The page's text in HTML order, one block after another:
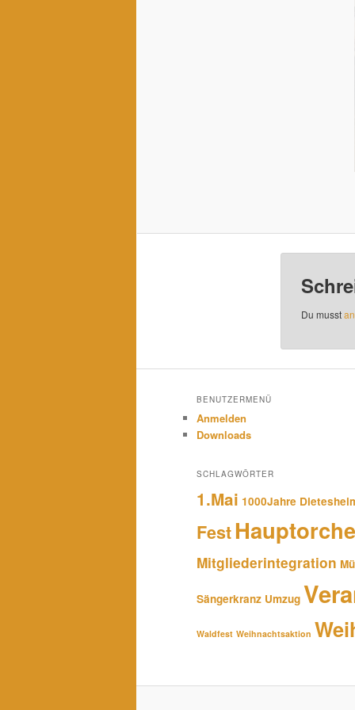
Du musst
BENUTZERMENÜ
Anmelden
Downloads
SCHLAGWÖRTER
1.Mai 1000Jahre
Fest
Mitgliederintegration
Sängerkranz Umzug
Waldfest Weihnachtsaktion